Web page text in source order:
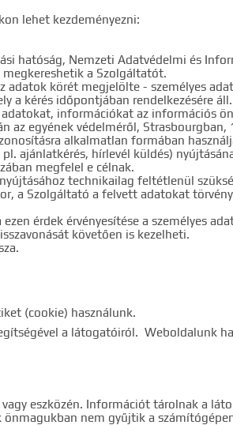
lehet kezdeményezni:
hatóság, Nemzeti Adatvédelmi és
a Szolgáltatót.
körét megjelölte - személyes
a kérés időpontjában rendelkezésére áll.
információkat az információs
az egyének védelméről,
alkalmatlan formában
ajánlatkérés, hírlevél küldés)
megfelel e célnak.
technikailag feltétlenül
a Szolgáltató a felvett adatokat
érdek érvényesítése a személyes
követően is kezelheti.
(cookie) használunk.
a látogatóiról. Weboldalunk
eszközén. Információt tárolnak a
nem gyűjtik a